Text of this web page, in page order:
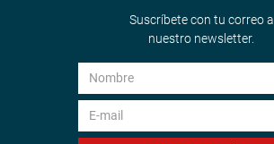
Suscríbete con tu correo a
nuestro newsletter.